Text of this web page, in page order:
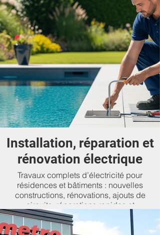
Installation, réparation et
rénovation électrique
Travaux complets d’électricité pour
résidences et bâtiments : nouvelles
constructions, rénovations, ajouts de
circuits, réparations rapides et
modernisation de vos systèmes.